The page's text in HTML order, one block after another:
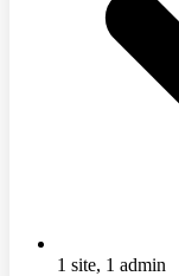
1 site, 1 admin